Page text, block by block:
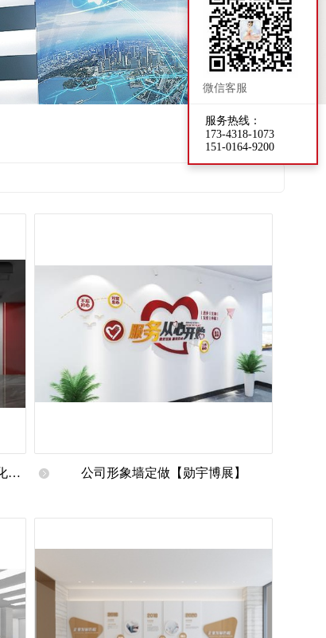
展 公司形象墙定做【勋宇博展】
微信客服
服务热线：
173-4318-1073
151-0164-9200